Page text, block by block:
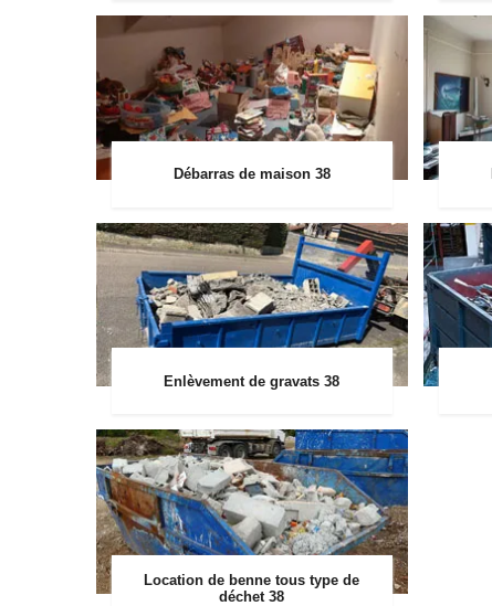
Débarras de maison 38
Enlèvement de gravats 38
Location de benne tous type de
déchet 38